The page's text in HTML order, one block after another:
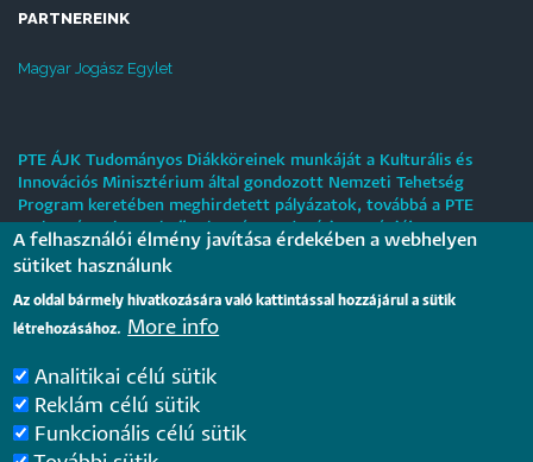
PARTNEREINK
Magyar Jogász Egylet
PTE ÁJK Tudományos Diákköreinek munkáját a Kulturális és
Innovációs Minisztérium által gondozott Nemzeti Tehetség
Program keretében meghirdetett pályázatok, továbbá a PTE
„Tehetségre hangolva” tehetséggondozási stratégiája
támogatják.
Tájékoztatás nyári működési rendről
2026. július 31.
Internationale rechtsvergleichende Konferenz für junge
Juristinnen und Juristen in Győr – Bewerbungsfrist: 25.
August 2026
2026. július 28.
A felhasználói élmény javítása érdekében a webhelyen
sütiket használunk
Az oldal bármely hivatkozására való kattintással hozzájárul a sütik
létrehozásához. More info
Analitikai célú sütik
Reklám célú sütik
Funkcionális célú sütik